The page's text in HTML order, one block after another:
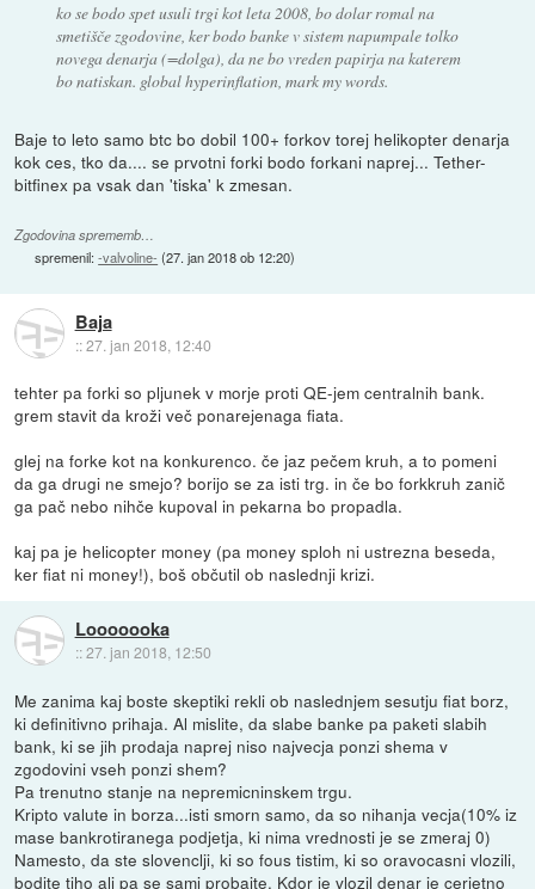
ko se bodo spet usuli trgi kot leta 2008, bo dolar romal na
smetišče zgodovine, ker bodo banke v sistem napumpale tolko
novega denarja (=dolga), da ne bo vreden papirja na katerem
bo natiskan. global hyperinflation, mark my words.
Baje to leto samo btc bo dobil 100+ forkov torej helikopter denarja
kok ces, tko da.... se prvotni forki bodo forkani naprej... Tether-
bitfinex pa vsak dan 'tiska' k zmesan.
Zgodovina sprememb…
spremenil:-valvoline- (27. jan 2018 ob 12:20)
Baja
::27. jan 2018, 12:40
tehter pa forki so pljunek v morje proti QE-jem centralnih bank.
grem stavit da kroži več ponarejenaga fiata.
glej na forke kot na konkurenco. če jaz pečem kruh, a to pomeni
da ga drugi ne smejo? borijo se za isti trg. in če bo forkkruh zanič
ga pač nebo nihče kupoval in pekarna bo propadla.
kaj pa je helicopter money (pa money sploh ni ustrezna beseda,
ker fiat ni money!), boš občutil ob naslednji krizi.
Looooooka
::27. jan 2018, 12:50
Me zanima kaj boste skeptiki rekli ob naslednjem sesutju fiat borz,
ki definitivno prihaja. Al mislite, da slabe banke pa paketi slabih
bank, ki se jih prodaja naprej niso najvecja ponzi shema v
zgodovini vseh ponzi shem?
Pa trenutno stanje na nepremicninskem trgu.
Kripto valute in borza...isti smorn samo, da so nihanja vecja(10% iz
mase bankrotiranega podjetja, ki nima vrednosti je se zmeraj 0)
Namesto, da ste slovenclji, ki so fous tistim, ki so oravocasni vlozili,
bodite tiho ali pa se sami probajte. Kdor je vlozil denar je cerjetno